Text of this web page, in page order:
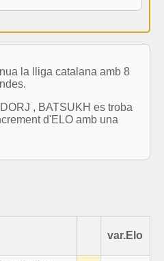
la lliga catalana amb 8
, BATSUKH es troba
d'ELO amb una
var.Elo